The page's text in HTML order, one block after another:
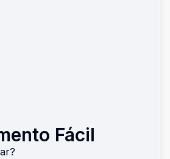
Fácil